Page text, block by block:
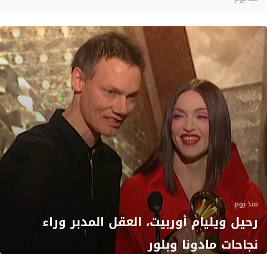
منذ يوم
رحيل ويليام أوربيت، العقل المدبر وراء
نجاحات مادونا وبلور